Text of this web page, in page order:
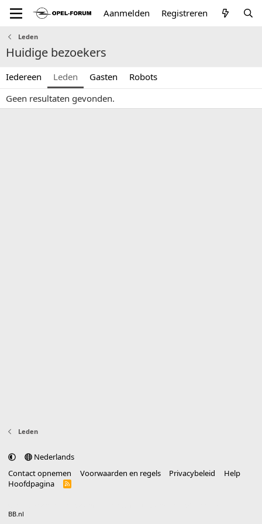
Aanmelden Registreren
Leden
Huidige bezoekers
Iedereen Leden Gasten
Robots
Geen resultaten gevonden.
Leden
Nederlands
Contact opnemen
Voorwaarden en regels Privacybeleid
Help
Hoofdpagina
R
BB.nl